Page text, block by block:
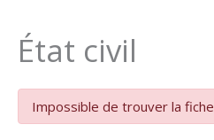
État civil
Impossible de trouver la